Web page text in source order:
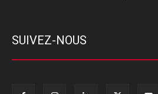
SUIVEZ-NOUS